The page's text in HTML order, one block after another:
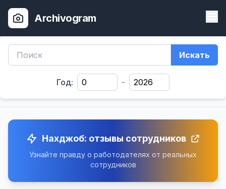
Archivogram
Искать
Год: -
Нахджоб: отзывы сотрудников
Узнайте правду о работодателях от реальных
сотрудников